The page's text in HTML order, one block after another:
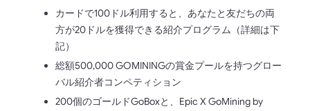
カードで100ドル利用すると、あなたと友だちの両
方が20ドルを獲得できる紹介プログラム（詳細は下
記）
総額500,000 GOMININGの賞金プールを持つグロー
バル紹介者コンペティション
200個のゴールドGoBoxと、Epic X GoMining by